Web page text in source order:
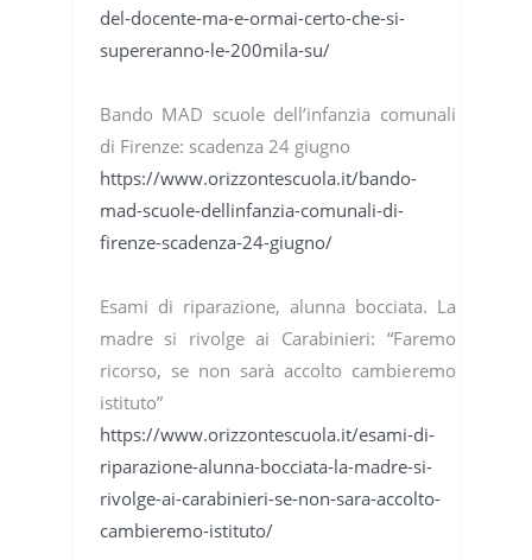
del-docente-ma-e-ormai-certo-che-si-
supereranno-le-200mila-su/
Bando MAD scuole dell’infanzia comunali
di Firenze: scadenza 24 giugno
https://www.orizzontescuola.it/bando-
mad-scuole-dellinfanzia-comunali-di-
firenze-scadenza-24-giugno/
Esami di riparazione, alunna bocciata. La
madre si rivolge ai Carabinieri: “Faremo
ricorso, se non sarà accolto cambieremo
istituto”
https://www.orizzontescuola.it/esami-di-
riparazione-alunna-bocciata-la-madre-si-
rivolge-ai-carabinieri-se-non-sara-accolto-
cambieremo-istituto/